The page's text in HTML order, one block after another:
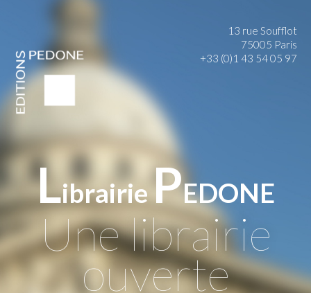
13 rue Soufflot
75005 Paris
+33 (0)1 43 54 05 97
LibrairiePEDONE
Une librairie
ouverte